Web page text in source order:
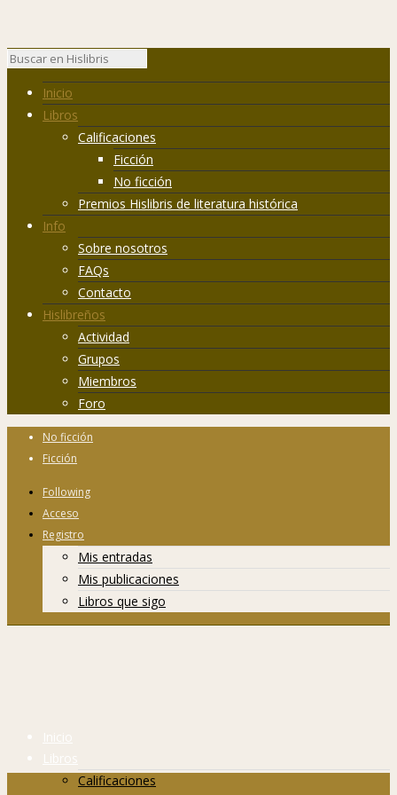
Inicio
Libros
Calificaciones
Ficción
No ficción
Premios Hislibris de literatura histórica
Info
Sobre nosotros
FAQs
Contacto
Hislibreños
Actividad
Grupos
Miembros
Foro
No ficción
Ficción
Following
Acceso
Registro
Mis entradas
Mis publicaciones
Libros que sigo
Inicio
Libros
Calificaciones